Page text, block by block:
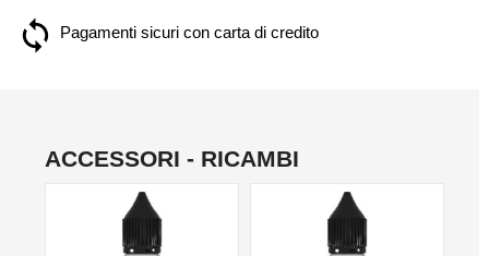
Pagamenti sicuri con carta di credito
ACCESSORI - RICAMBI